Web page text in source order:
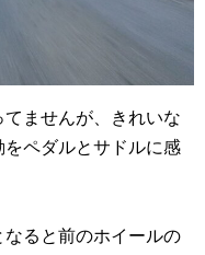
ませんが、きれいな
ペダルとサドルに感
ると前のホイールの